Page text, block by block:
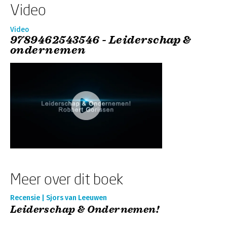
Video
Video
9789462543546 - Leiderschap &
ondernemen
Meer over dit boek
Recensie | Sjors van Leeuwen
Leiderschap & Ondernemen!